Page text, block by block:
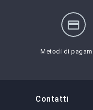
credit_card
Metodi di
Contatti